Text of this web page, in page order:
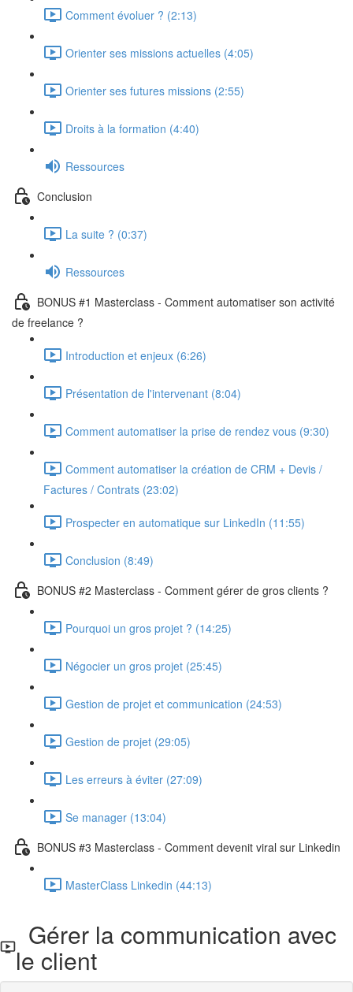
Comment évoluer ? (2:13)
Orienter ses missions actuelles (4:05)
Orienter ses futures missions (2:55)
Droits à la formation (4:40)
Ressources
Conclusion
La suite ? (0:37)
Ressources
BONUS #1 Masterclass - Comment automatiser son activité
de freelance ?
Introduction et enjeux (6:26)
Présentation de l'intervenant (8:04)
Comment automatiser la prise de rendez vous (9:30)
Comment automatiser la création de CRM + Devis /
Factures / Contrats (23:02)
Prospecter en automatique sur LinkedIn (11:55)
Conclusion (8:49)
BONUS #2 Masterclass - Comment gérer de gros clients ?
Pourquoi un gros projet ? (14:25)
Négocier un gros projet (25:45)
Gestion de projet et communication (24:53)
Gestion de projet (29:05)
Les erreurs à éviter (27:09)
Se manager (13:04)
BONUS #3 Masterclass - Comment devenit viral sur Linkedin
MasterClass Linkedin (44:13)
Gérer la communication avec
le client